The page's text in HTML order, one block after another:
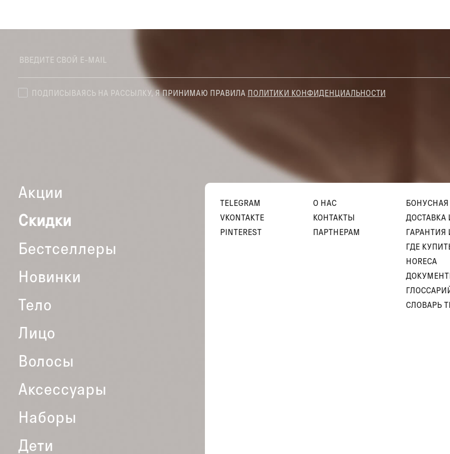
ПОДПИСЫВАЯСЬ НА РАССЫЛКУ, Я ПРИНИМАЮ ПРАВИЛА ПОЛИТИКИ КОНФИДЕНЦИАЛЬНОСТИ
Акции
Скидки
Бестселлеры
Новинки
Тело
Лицо
Волосы
Аксессуары
Наборы
Дети
TELEGRAM
VKONTAKTE
PINTEREST
О НАС
КОНТАКТЫ
ПАРТНЕРАМ
ДОСТАВКА
ГАРАНТИЯ
ГДЕ
HORECA
СЛОВАРЬ